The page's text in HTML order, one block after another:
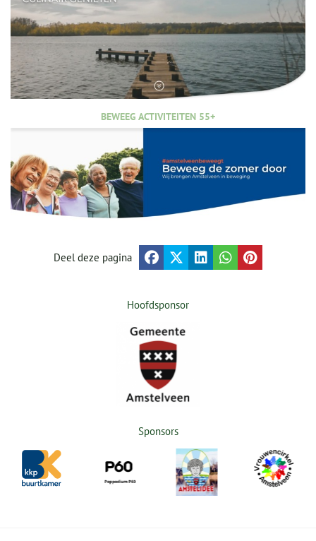
BEWEEG ACTIVITEITEN 55+
Deel deze pagina
Hoofdsponsor
Sponsors